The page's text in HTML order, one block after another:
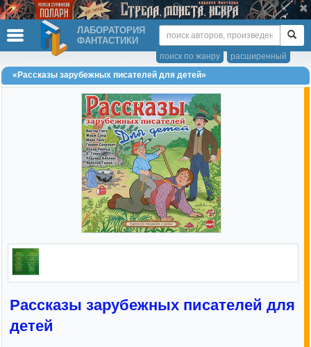
ЛАБОРАТОРИЯ
ФАНТАСТИКИ
расширенный
поиск по жанру
«Рассказы зарубежных писателей для детей»
Рассказы зарубежных писателей для
детей